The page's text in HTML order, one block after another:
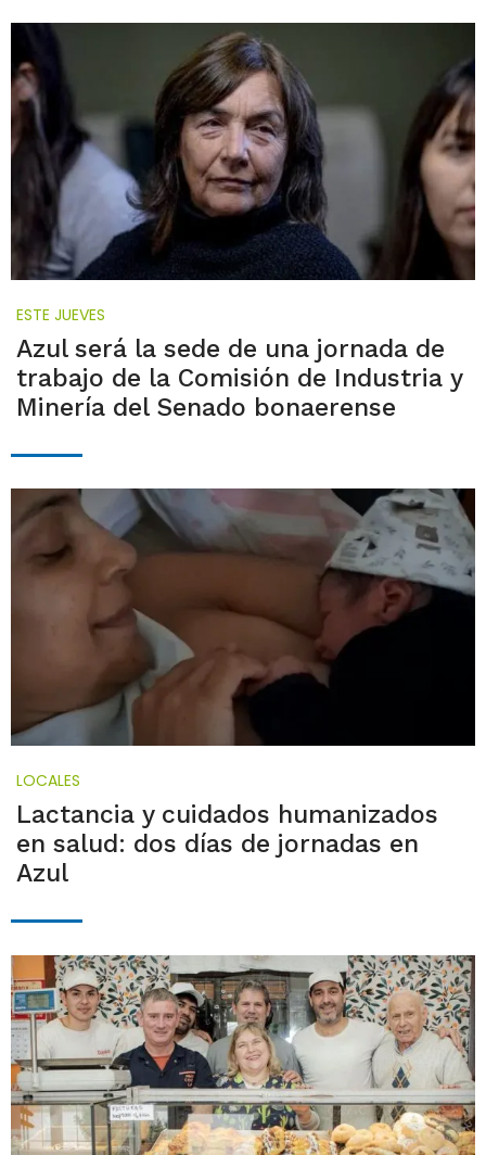
ESTE JUEVES
Azul será la sede de una jornada de
trabajo de la Comisión de Industria y
Minería del Senado bonaerense
LOCALES
Lactancia y cuidados humanizados
en salud: dos días de jornadas en
Azul